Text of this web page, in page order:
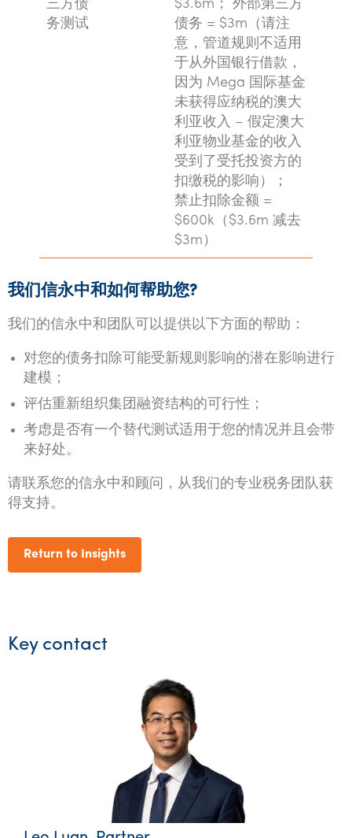
三方债
务测试
$3.6m； 外部第三方
债务 = $3m（请注
意，管道规则不适用
于从外国银行借款，
因为 Mega 国际基金
未获得应纳税的澳大
利亚收入 – 假定澳大
利亚物业基金的收入
受到了受托投资方的
扣缴税的影响）；
禁止扣除金额 =
$600k（$3.6m 减去
$3m）
我们信永中和如何帮助您?
我们的信永中和团队可以提供以下方面的帮助：
对您的债务扣除可能受新规则影响的潜在影响进行
建模；
评估重新组织集团融资结构的可行性；
考虑是否有一个替代测试适用于您的情况并且会带
来好处。
请联系您的信永中和顾问，从我们的专业税务团队获
得支持。
Return to Insights
Key contact